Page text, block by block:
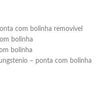
com bolinha removível
bolinha
bolinha
– ponta com bolinha